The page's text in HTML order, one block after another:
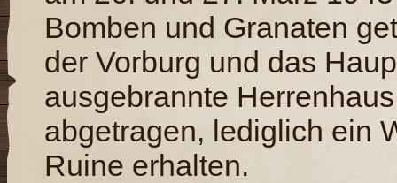
Bomben und Granaten
der Vorburg und das
ausgebrannte
abgetragen, lediglich ein
Ruine erhalten.